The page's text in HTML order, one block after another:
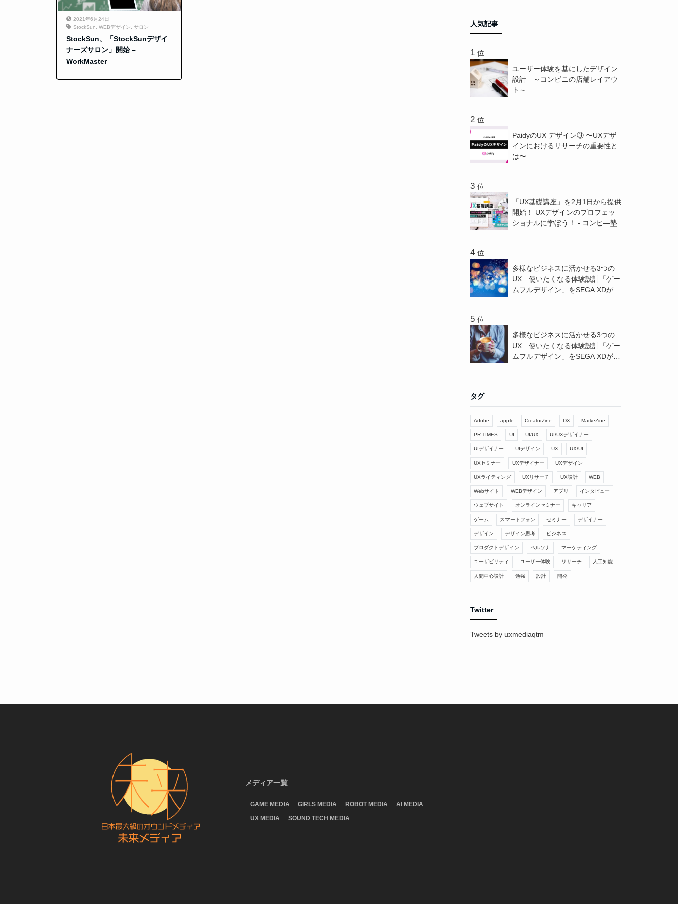
2021年6月24日
StockSun
WEBデザイン サロン
StockSun、「StockSunデザイ
ナーズサロン」開始 –
WorkMaster
人気記事
位
ユーザー体験を基にしたデザイン
設計 ～コンビニの店舗レイアウ
ト～
位
PaidyのUX デザイン③ 〜UXデザ
インにおけるリサーチの重要性と
は〜
位
「UX基礎講座」を2月1日から提供
開始！ UXデザインのプロフェッ
ショナルに学ぼう！ - コンピ―塾
位
多様なビジネスに活かせる3つの
UX 使いたくなる体験設計「ゲー
ムフルデザイン」をSEGA XDが解
位
多様なビジネスに活かせる3つの
UX 使いたくなる体験設計「ゲー
ムフルデザイン」をSEGA XDが解
タグ
Adobe apple CreatorZine DX MarkeZine
PR TIMES UI UI/UX UI/UXデザイナー
UIデザイナー UIデザイン UX UX/UI
UXセミナー UXデザイナー UXデザイン
UXライティング UXリサーチ UX設計 WEB
Webサイト WEBデザイン アプリ インタビュー
ウェブサイト オンラインセミナー キャリア
ゲーム スマートフォン セミナー デザイナー
デザイン デザイン思考 ビジネス
プロダクトデザイン ペルソナ マーケティング
ユーザビリティ ユーザー体験 リサーチ 人工知能
人間中心設計 勉強 設計 開発
Twitter
Tweets by uxmediaqtm
メディア一覧
GAME MEDIA GIRLS MEDIA ROBOT MEDIA
AI MEDIA
UX MEDIA
SOUND TECH MEDIA